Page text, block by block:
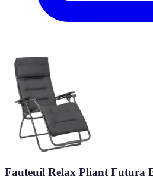
Fauteuil Relax Pliant Futura